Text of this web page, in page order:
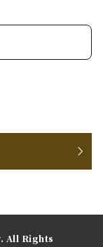
All Rights